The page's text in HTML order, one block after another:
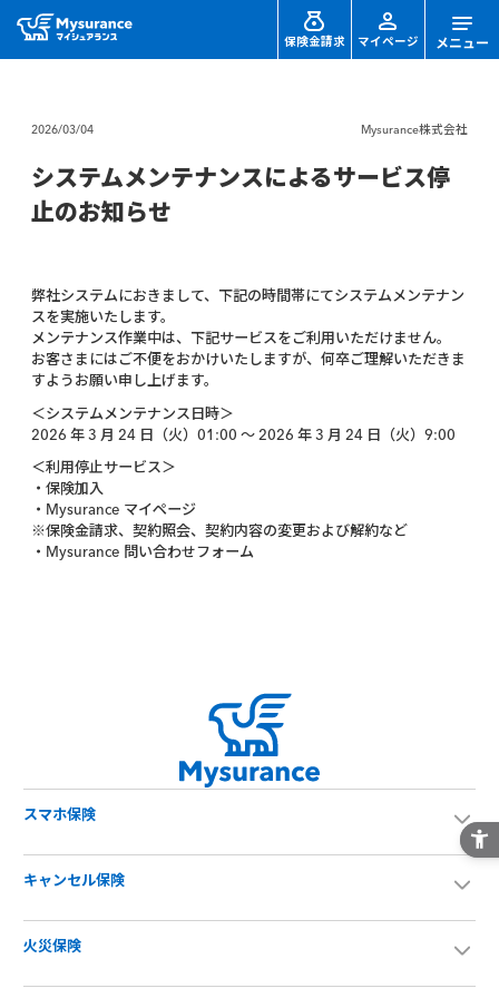
保険金請求 マイページ
2026/03/04 Mysurance株式会社
システムメンテナンスによるサービス停
止のお知らせ
弊社システムにおきまして、下記の時間帯にてシステムメンテナン
スを実施いたします。
メンテナンス作業中は、下記サービスをご利用いただけません。
お客さまにはご不便をおかけいたしますが、何卒ご理解いただきま
すようお願い申し上げます。
＜システムメンテナンス日時＞
2026 年 3 月 24 日（火）01:00 ～ 2026 年 3 月 24 日（火）9:00
＜利用停止サービス＞
・保険加入
・Mysurance マイページ
※保険金請求、契約照会、契約内容の変更および解約など
・Mysurance 問い合わせフォーム
スマホ保険
キャンセル保険
火災保険